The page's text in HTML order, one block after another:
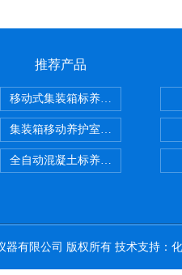
推荐产品
移动式集装箱标养室 养护室设备
集装箱移动养护室 标养室
全自动混凝土标养室恒温恒湿设备
有限公司 版权所有 技术支持：